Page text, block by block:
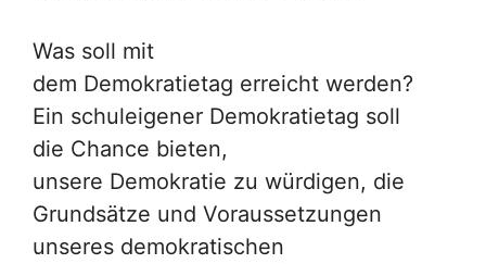
Was soll mit
dem Demokratietag erreicht werden?
Ein schuleigener Demokratietag soll
die Chance bieten,
unsere Demokratie zu würdigen, die
Grundsätze und Voraussetzungen
unseres demokratischen